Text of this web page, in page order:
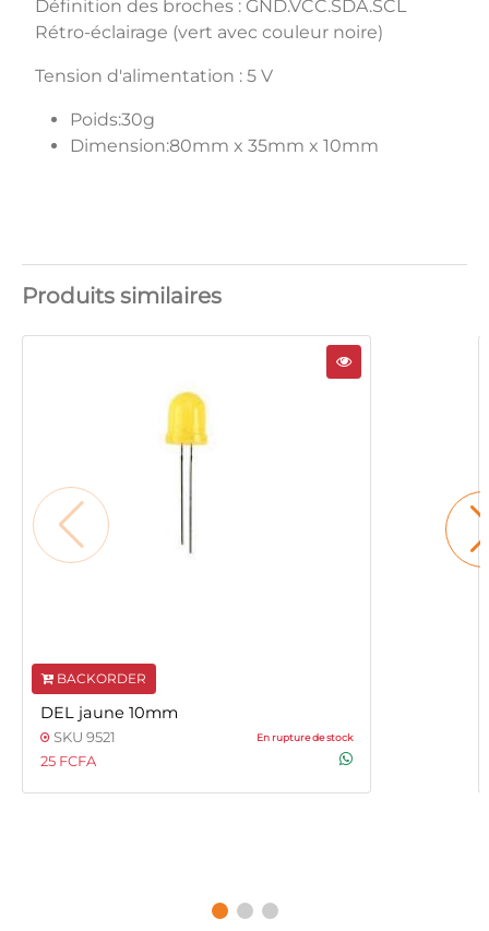
Définition des broches : GND.VCC.SDA.SCL
Rétro-éclairage (vert avec couleur noire)
Tension d'alimentation : 5 V
Poids:30g
Dimension:80mm x 35mm x 10mm
Produits similaires
BACKORDER
DEL jaune 10mm
SKU 9521 En rupture de stock
25 FCFA